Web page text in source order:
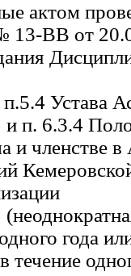
актом
13-ВВ от
Устава
6.3.4
и членстве
года
течение